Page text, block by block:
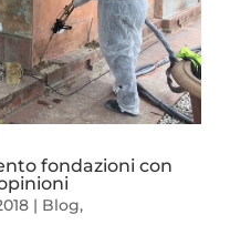
fondazioni con
| Blog,